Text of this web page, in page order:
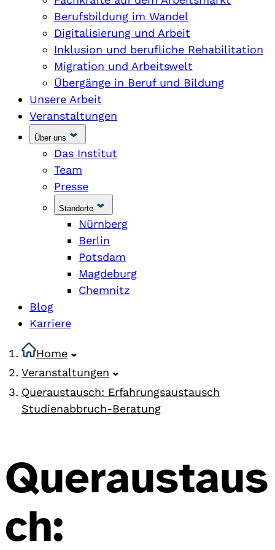
Berufsbildung im Wandel
Digitalisierung und Arbeit
Inklusion und berufliche Rehabilitation
Migration und Arbeitswelt
Übergänge in Beruf und Bildung
Unsere Arbeit
Veranstaltungen
Über uns
Das Institut
Team
Presse
Standorte
Nürnberg
Berlin
Potsdam
Magdeburg
Chemnitz
Blog
Karriere
Home
Veranstaltungen
Queraustausch: Erfahrungsaustausch
Studienabbruch-Beratung
Queraustaus
ch: